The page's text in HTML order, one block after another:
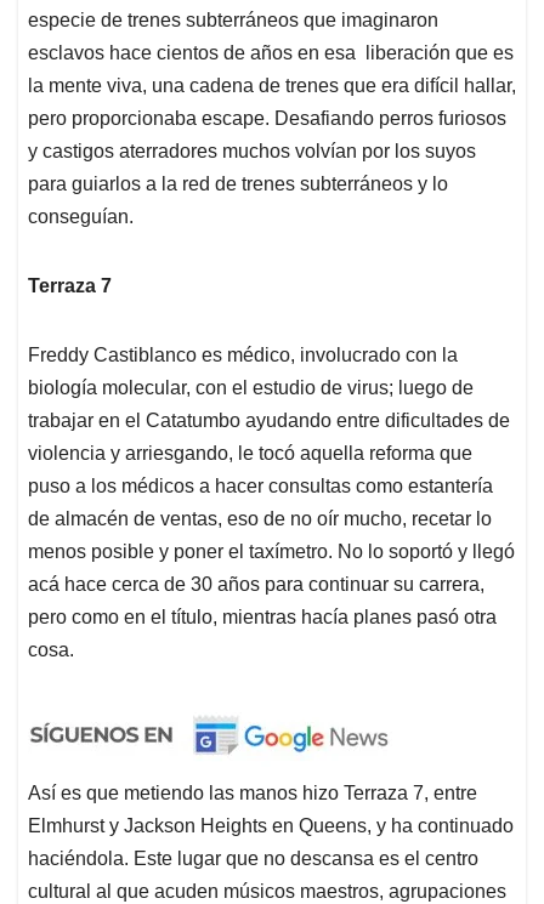
especie de trenes subterráneos que imaginaron
esclavos hace cientos de años en esa liberación que es
la mente viva, una cadena de trenes que era difícil hallar,
pero proporcionaba escape. Desafiando perros furiosos
y castigos aterradores muchos volvían por los suyos
para guiarlos a la red de trenes subterráneos y lo
conseguían.
Terraza 7
Freddy Castiblanco es médico, involucrado con la
biología molecular, con el estudio de virus; luego de
trabajar en el Catatumbo ayudando entre dificultades de
violencia y arriesgando, le tocó aquella reforma que
puso a los médicos a hacer consultas como estantería
de almacén de ventas, eso de no oír mucho, recetar lo
menos posible y poner el taxímetro. No lo soportó y llegó
acá hace cerca de 30 años para continuar su carrera,
pero como en el título, mientras hacía planes pasó otra
cosa.
Así es que metiendo las manos hizo Terraza 7, entre
Elmhurst y Jackson Heights en Queens, y ha continuado
haciéndola. Este lugar que no descansa es el centro
cultural al que acuden músicos maestros, agrupaciones